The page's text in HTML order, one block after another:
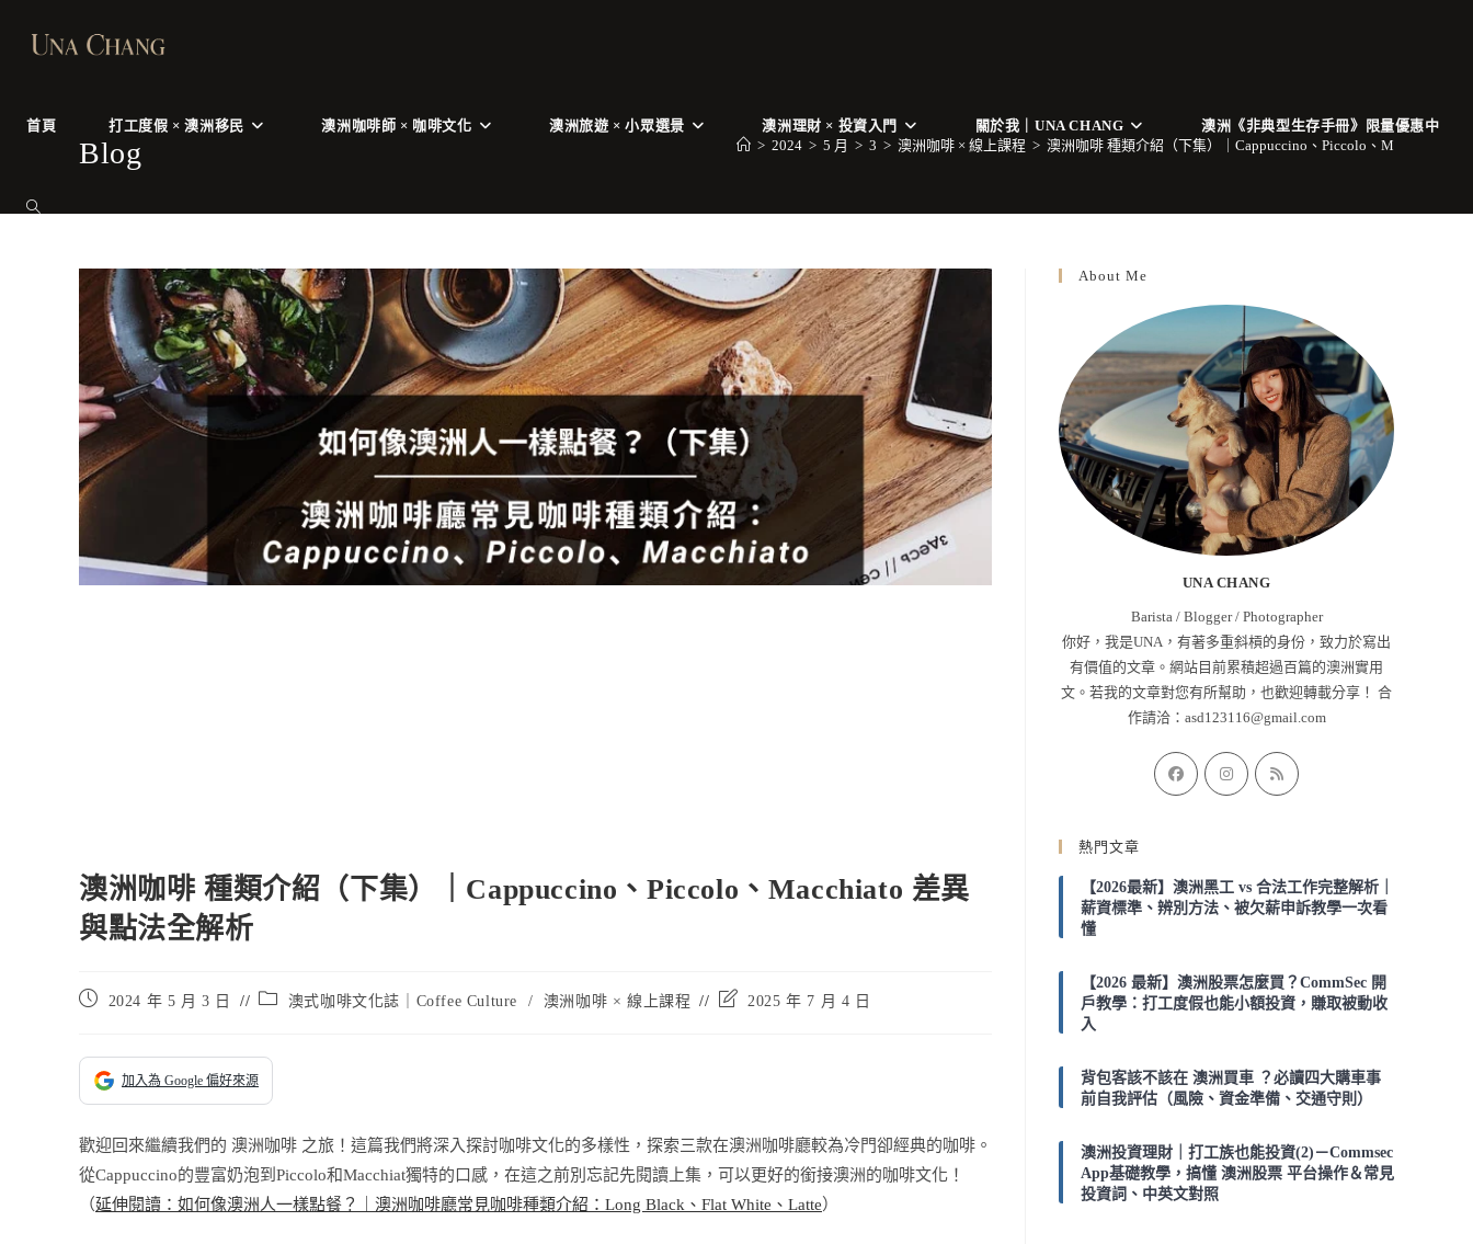
首頁 打工度假 × 澳洲移民 澳洲咖啡師 × 咖啡文化 澳洲旅遊 × 小眾選景 澳洲理財 × 投資入門 關於我｜UNA CHANG 澳洲《非典型生存手冊》限量優惠中
TOGGLE
WEBSITE
Blog > 2024 > 5 月 > 3 > 澳洲咖啡 × 線上課程 > 澳洲咖啡 種類介紹（下集）｜Cappuccino、Piccolo、Macchiato 差
澳洲咖啡 種類介紹（下集）｜Cappuccino、Piccolo、Macchiato 差異
與點法全解析
Post
2024 年 5 月 3 日
Post
澳式咖啡文化誌｜Coffee Culture / 澳洲咖啡 × 線上課程
Post 2025 年 7 月 4 日
加入為 Google 偏好來源
歡迎回來繼續我們的 澳洲咖啡 之旅！這篇我們將深入探討咖啡文化的多樣性，探索三款在澳洲咖啡廳較為冷門卻經典的咖啡。
從Cappuccino的豐富奶泡到Piccolo和Macchiat獨特的口感，在這之前別忘記先閱讀上集，可以更好的銜接澳洲的咖啡文化！
（延伸閱讀：如何像澳洲人一樣點餐？｜澳洲咖啡廳常見咖啡種類介紹：Long Black、Flat White、Latte）
About Me
UNA CHANG
Barista / Blogger / Photographer
你好，我是UNA，有著多重斜槓的身份，致力於寫出
有價值的文章。網站目前累積超過百篇的澳洲實用
文。若我的文章對您有所幫助，也歡迎轉載分享！ 合
作請洽： asd123116@gmail.com
Opens
in
Opens
in
熱門文章
【2026最新】澳洲黑工 vs 合法工作完整解析｜
薪資標準、辨別方法、被欠薪申訴教學一次看
懂
【2026 最新】澳洲股票怎麼買？CommSec 開
戶教學：打工度假也能小額投資，賺取被動收
入
背包客該不該在 澳洲買車 ？必讀四大購車事
前自我評估（風險、資金準備、交通守則）
澳洲投資理財｜打工族也能投資(2)－Commsec
App基礎教學，搞懂 澳洲股票 平台操作＆常見
投資詞、中英文對照